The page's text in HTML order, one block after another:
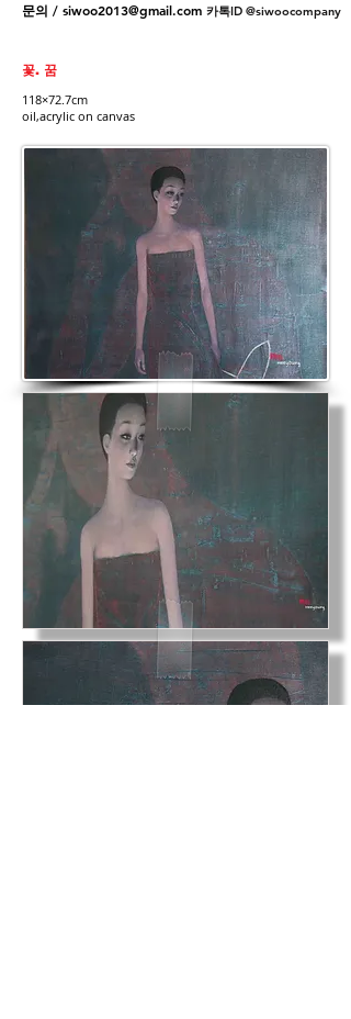
문의 / siwoo2013@gmail.com 카톡ID @siwoocompany
꽃. 꿈
118×72.7cm
oil,acrylic on canvas